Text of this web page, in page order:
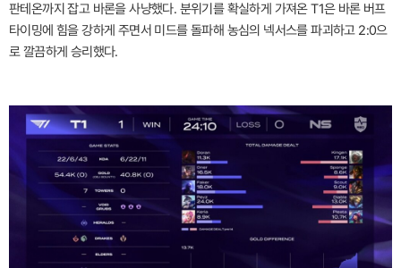
판테온까지 잡고 바론을 사냥했다. 분위기를 확실하게 가져온 T1은 바론 버프
타이밍에 힘을 강하게 주면서 미드를 돌파해 농심의 넥서스를 파괴하고 2:0으
로 깔끔하게 승리했다.